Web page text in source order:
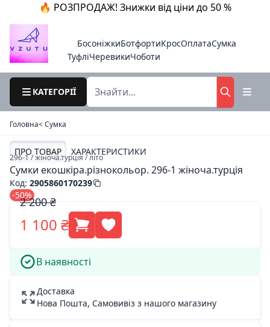
🔥 РОЗПРОДАЖ! Знижки від ціни до 50 %
БосоніжкиБотфортиКросОплатаСумка
ТуфліЧеревикиЧоботи
КАТЕГОРІЇ
Головна< Cумка
ПРО ТОВАР ХАРАКТЕРИСТИКИ
296-1 / жіноча.турція / літо
Сумки екошкіра.різнокольор. 296-1 жіноча.турція
Код: 2905860170239
-50%
2 200 ₴
1 100 ₴
В наявності
Доставка
Нова Пошта, Самовивіз з нашого магазину